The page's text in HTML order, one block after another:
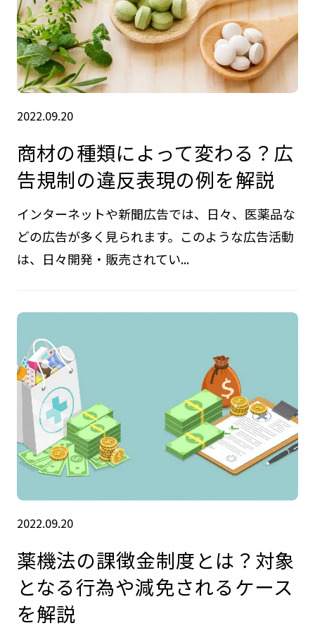
2022.09.20
商材の種類によって変わる？広
告規制の違反表現の例を解説
インターネットや新聞広告では、日々、医薬品な
どの広告が多く見られます。このような広告活動
は、日々開発・販売されてい...
2022.09.20
薬機法の課徴金制度とは？対象
となる行為や減免されるケース
を解説